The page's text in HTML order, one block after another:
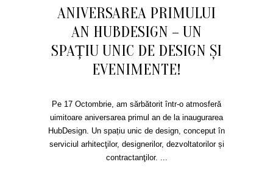
ANIVERSAREA PRIMULUI
AN HUBDESIGN – UN
SPAȚIU UNIC DE DESIGN ȘI
EVENIMENTE!
Pe 17 Octombrie, am sărbătorit într-o atmosferă
uimitoare aniversarea primul an de la inaugurarea
HubDesign. Un spațiu unic de design, conceput în
serviciul arhitecţilor, designerilor, dezvoltatorilor și
contractanţilor. ...